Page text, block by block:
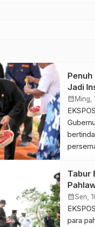
Jadi
S.
calendar_month Ming,
Saat
Duka
[…]
Tabur
calendar_monthSen,
para